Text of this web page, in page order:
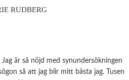
RUDBERG
är så nöjd med synundersökningen
så att jag blir mitt bästa jag. Tusen